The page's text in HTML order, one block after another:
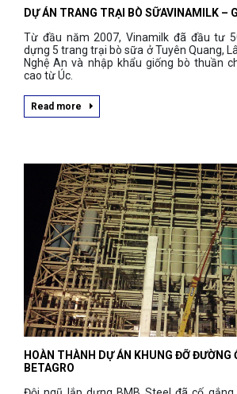
DỰ ÁN TRANG TRẠI BÒ SỮAVINAMILK –
Từ đầu năm 2007, Vinamilk đã đầu tư
dựng 5 trang trại bò sữa ở Tuyên Quang,
Nghệ An và nhập khẩu giống bò thuần
cao từ Úc.
Read more
HOÀN THÀNH DỰ ÁN KHUNG ĐỠ ĐƯỜNG
BETAGRO